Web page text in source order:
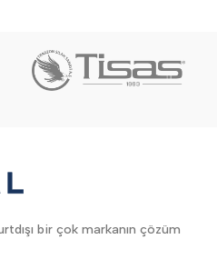
bir çok markanın çözüm